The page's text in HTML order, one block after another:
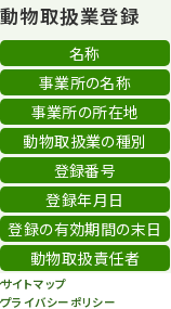
その他イベント
スカイタワー
年末年始のイベント
秋まつり
動物取扱業登録
名称
事業所の名称
事業所の所在地
動物取扱業の種別
登録番号
登録年月日
登録の有効期間の末日
動物取扱責任者
サイトマップ
プライバシーポリシー